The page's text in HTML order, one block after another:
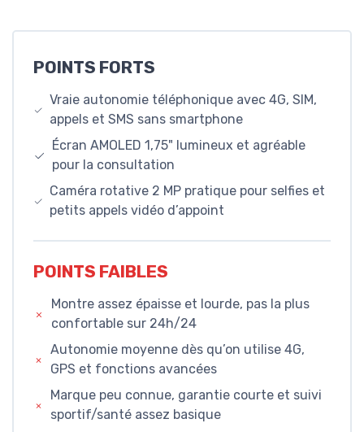
POINTS FORTS
Vraie autonomie téléphonique avec 4G, SIM,
appels et SMS sans smartphone
Écran AMOLED 1,75" lumineux et agréable
pour la consultation
Caméra rotative 2 MP pratique pour selfies et
petits appels vidéo d’appoint
POINTS FAIBLES
Montre assez épaisse et lourde, pas la plus
confortable sur 24h/24
Autonomie moyenne dès qu’on utilise 4G,
GPS et fonctions avancées
Marque peu connue, garantie courte et suivi
sportif/santé assez basique